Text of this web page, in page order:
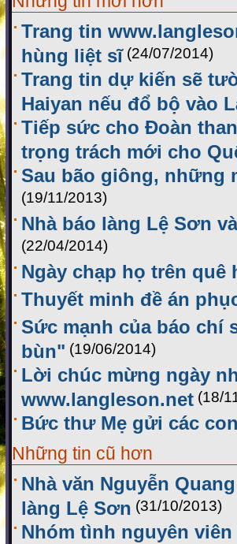
Trang tin
hùng liệt sĩ (24/07/2014)
Trang tin dự kiến sẽ
Haiyan nếu đổ bộ vào
Tiếp sức cho Đoàn
trọng trách mới cho
Sau bão giông, những
(19/11/2013)
Nhà báo làng Lệ Sơn
(22/04/2014)
Ngày chạp họ trên
Thuyết minh đề án
Sức mạnh của báo chí
bùn" (19/06/2014)
Lời chúc mừng ngày
www.langleson.net (18/
Bức thư Mẹ gửi các con
Những tin cũ hơn
Nhà văn Nguyễn
làng Lệ Sơn (31/10/2013)
Nhóm tình nguyên